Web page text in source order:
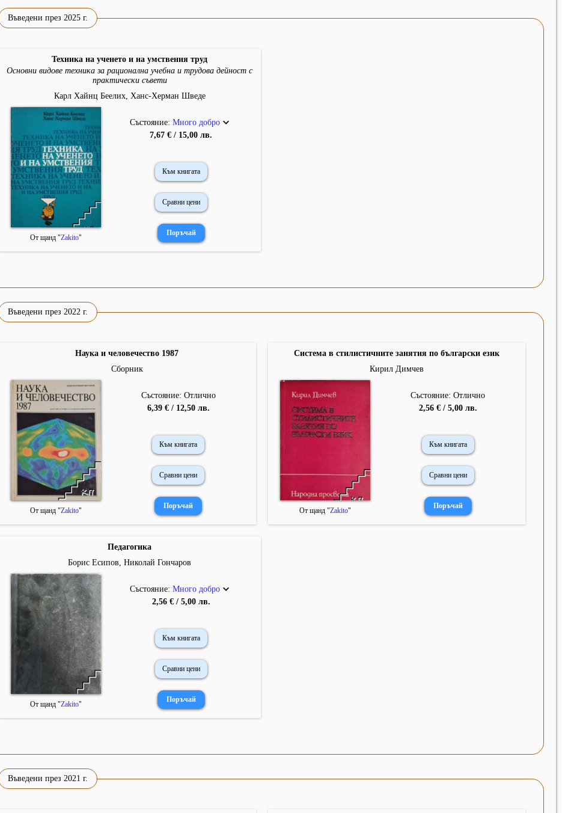
Въведени през 2025 г.
Техника на ученето и на умствения труд
Основни видове техника за рационална учебна и трудова дейност с
практически съвети
Карл Хайнц Беелих, Ханс-Херман Шведе
От щанд "Zakito"
Състояние:Много добро
7,67 € / 15,00 лв.
Към книгата
Сравни цени
Въведени през 2022 г.
Наука и человечество 1987
Сборник
От щанд "Zakito"
Състояние: Отлично
6,39 € / 12,50 лв.
Към книгата
Сравни цени
Система в стилистичните занятия по български език
Кирил Димчев
От щанд "Zakito"
Състояние: Отлично
2,56 € / 5,00 лв.
Към книгата
Сравни цени
Педагогика
Борис Есипов, Николай Гончаров
От щанд "Zakito"
Състояние:Много добро
2,56 € / 5,00 лв.
Към книгата
Сравни цени
Въведени през 2021 г.